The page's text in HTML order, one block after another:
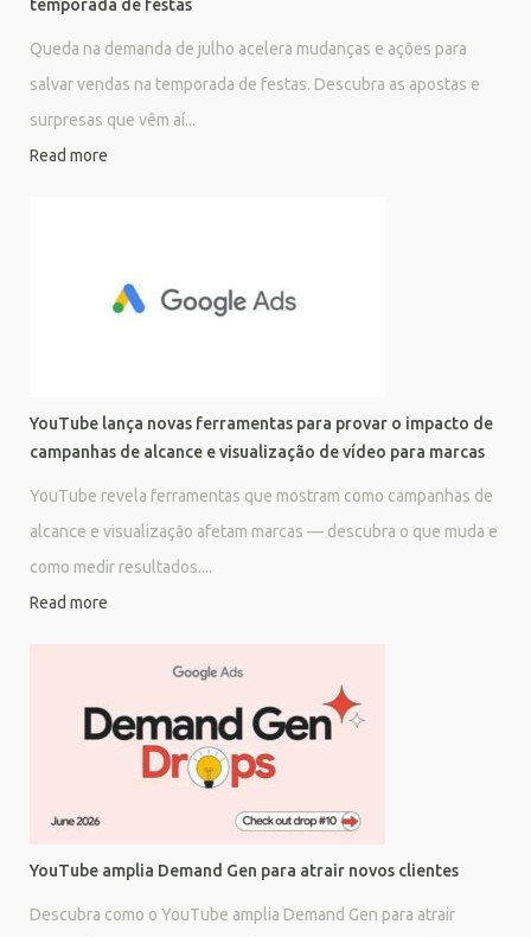
temporada de festas
Queda na demanda de julho acelera mudanças e ações para
salvar vendas na temporada de festas. Descubra as apostas e
surpresas que vêm aí...
Read more
YouTube lança novas ferramentas para provar o impacto de
campanhas de alcance e visualização de vídeo para marcas
YouTube revela ferramentas que mostram como campanhas de
alcance e visualização afetam marcas — descubra o que muda e
como medir resultados....
Read more
YouTube amplia Demand Gen para atrair novos clientes
Descubra como o YouTube amplia Demand Gen para atrair